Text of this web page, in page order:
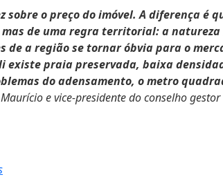
o preço do imóvel. A diferença é
mas de uma regra territorial: a
de a região se tornar óbvia para o
existe praia preservada, baixa
do adensamento, o metro
e vice-presidente do conselho gestor